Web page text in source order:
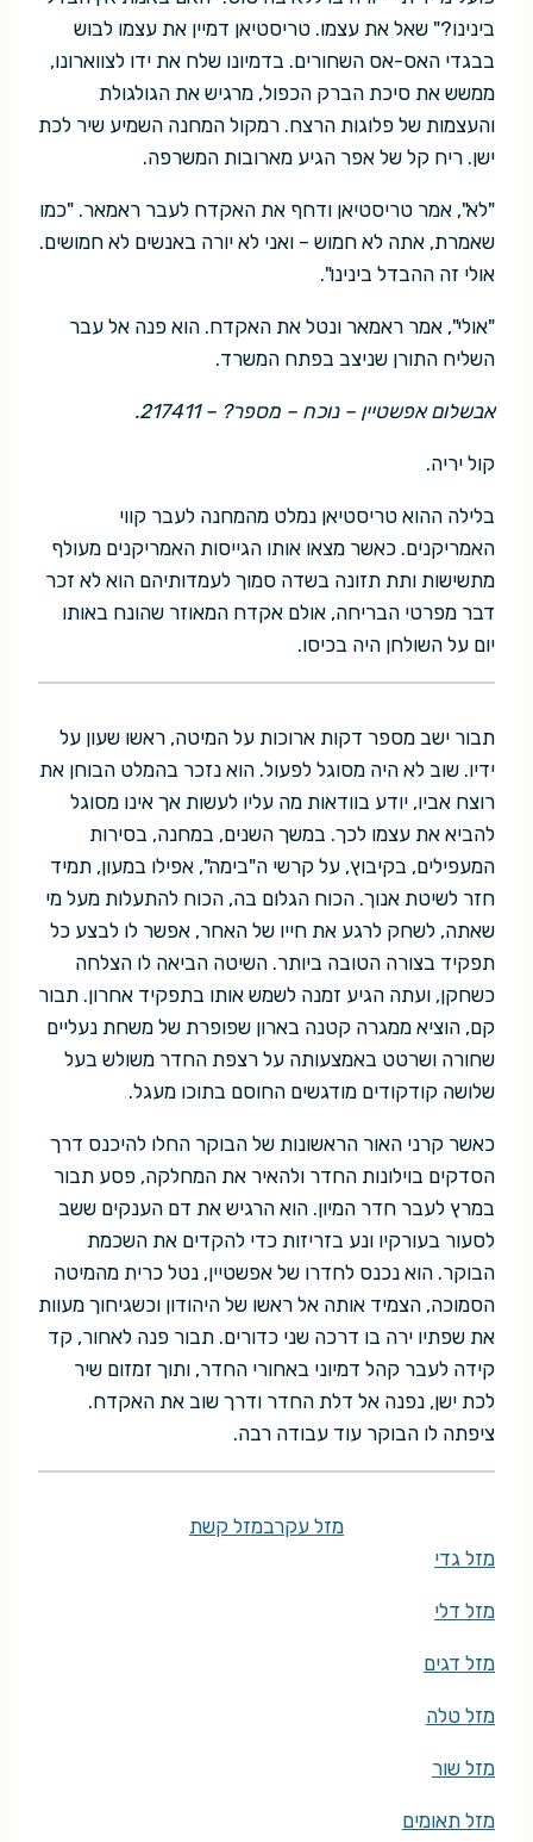
בינינו?" שאל את עצמו. טריסטיאן דמיין את עצמו לבוש
בבגדי האס-אס השחורים. בדמיונו שלח את ידו לצווארונו,
ממשש את סיכת הברק הכפול, מרגיש את הגולגולת
והעצמות של פלוגות הרצח. רמקול המחנה השמיע שיר לכת
ישן. ריח קל של אפר הגיע מארובות המשרפה.
"לא", אמר טריסטיאן ודחף את האקדח לעבר ראמאר. "כמו
שאמרת, אתה לא חמוש – ואני לא יורה באנשים לא חמושים.
אולי זה ההבדל בינינו".
"אולי", אמר ראמאר ונטל את האקדח. הוא פנה אל עבר
השליח התורן שניצב בפתח המשרד.
אבשלום אפשטיין – נוכח – מספר? – 217411.
קול יריה.
בלילה ההוא טריסטיאן נמלט מהמחנה לעבר קווי
האמריקנים. כאשר מצאו אותו הגייסות האמריקנים מעולף
מתשישות ותת תזונה בשדה סמוך לעמדותיהם הוא לא זכר
דבר מפרטי הבריחה, אולם אקדח המאוזר שהונח באותו
יום על השולחן היה בכיסו.
תבור ישב מספר דקות ארוכות על המיטה, ראשו שעון על
ידיו. שוב לא היה מסוגל לפעול. הוא נזכר בהמלט הבוחן את
רוצח אביו, יודע בוודאות מה עליו לעשות אך אינו מסוגל
להביא את עצמו לכך. במשך השנים, במחנה, בסירות
המעפילים, בקיבוץ, על קרשי ה"בימה", אפילו במעון, תמיד
חזר לשיטת אנוך. הכוח הגלום בה, הכוח להתעלות מעל מי
שאתה, לשחק לרגע את חייו של האחר, אפשר לו לבצע כל
תפקיד בצורה הטובה ביותר. השיטה הביאה לו הצלחה
כשחקן, ועתה הגיע זמנה לשמש אותו בתפקיד אחרון. תבור
קם, הוציא ממגרה קטנה בארון שפופרת של משחת נעליים
שחורה ושרטט באמצעותה על רצפת החדר משולש בעל
שלושה קודקודים מודגשים החוסם בתוכו מעגל.
כאשר קרני האור הראשונות של הבוקר החלו להיכנס דרך
הסדקים בוילונות החדר ולהאיר את המחלקה, פסע תבור
במרץ לעבר חדר המיון. הוא הרגיש את דם הענקים ששב
לסעור בעורקיו ונע בזריזות כדי להקדים את השכמת
הבוקר. הוא נכנס לחדרו של אפשטיין, נטל כרית מהמיטה
הסמוכה, הצמיד אותה אל ראשו של היהודון וכשגיחוך מעוות
את שפתיו ירה בו דרכה שני כדורים. תבור פנה לאחור, קד
קידה לעבר קהל דמיוני באחורי החדר, ותוך זמזום שיר
לכת ישן, נפנה אל דלת החדר ודרך שוב את האקדח.
ציפתה לו הבוקר עוד עבודה רבה.
מזל עקרבמזל קשת
מזל גדי
מזל דלי
מזל דגים
מזל טלה
מזל שור
מזל תאומים